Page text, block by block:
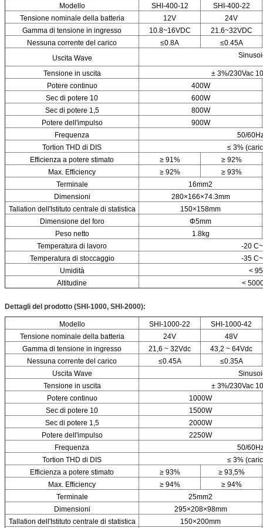
Modello SHI-400-12
SHI-400-22
Tensione nominale della batteria
12V
24V
Gamma di tensione in ingresso
10.8~16VDC
21.6~32VDC
Nessuna corrente del carico
≤0.8A
≤0.45A
Uscita Wave
Tensione in uscita
± 3%/230Vac
Potere continuo
400W
Sec di potere 10
600W
Sec di potere 1,5
800W
Potere dell'impulso
900W
Frequenza
50/
Tortion THD di DIS
≤ 3%
Efficienza a potere stimato
≥ 91%
≥ 92%
Max. Efficiency
≥ 92%
≥ 93%
Terminale
16mm2
Dimensioni
280×166×74.3mm
Tallation dell'Istituto centrale di statistica
150×158mm
Dimensione del foro
Φ5mm
Peso netto
1.8kg
Temperatura di lavoro
-20
Temperatura di stoccaggio
-35
Umidità
<
Altitudine
<
Dettagli del prodotto (SHI-1000, SHI-2000):
Modello SHI-1000-22
SHI-1000-42
Tensione nominale della batteria
24V
48V
Gamma di tensione in ingresso
21,6 ~ 32Vdc
43,2 ~ 64Vdc
Nessuna corrente del carico
≤0.45A
≤0.35A
Uscita Wave
Tensione in uscita
± 3%/230Vac
Potere continuo
1000W
Sec di potere 10
1500W
Sec di potere 1,5
2000W
Potere dell'impulso
2250W
Frequenza
50/
Tortion THD di DIS
≤ 3%
Efficienza a potere stimato
≥ 93%
≥ 93,5%
Max. Efficiency
≥ 94%
≥ 94%
Terminale
25mm2
Dimensioni
295×208×98mm
Tallation dell'Istituto centrale di statistica
150×200mm